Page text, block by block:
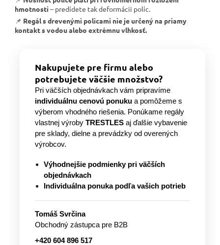
hmotnosti – predídete tak deformácii políc.
📌 Regál s drevenými policami nie je určený na priamy
kontakt s vodou alebo extrémnu vlhkosť.
Nakupujete pre firmu alebo
potrebujete väčšie množstvo?
Pri väčších objednávkach vám pripravíme
individuálnu cenovú ponuku a pomôžeme s
výberom vhodného riešenia. Ponúkame regály
vlastnej výroby TRESTLES aj ďalšie vybavenie
pre sklady, dielne a prevádzky od overených
výrobcov.
Výhodnejšie podmienky pri väčších
objednávkach
Individuálna ponuka podľa vašich potrieb
Tomáš Svrčina
Obchodný zástupca pre B2B
+420 604 896 517